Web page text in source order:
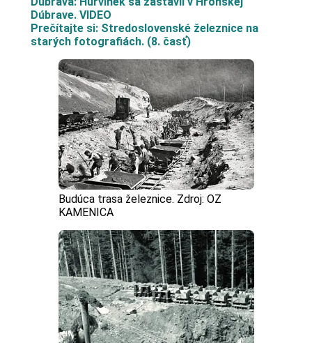
Dúbrave. VIDEO
Prečítajte si: Stredoslovenské železnice na
starých fotografiách. (8. časť)
Budúca trasa železnice. Zdroj: OZ
KAMENICA